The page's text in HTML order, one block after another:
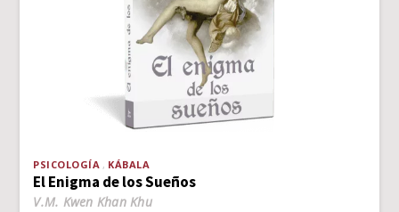
PSICOLOGÍA KÁBALA
El Enigma de los Sueños
V.M. Kwen Khan Khu